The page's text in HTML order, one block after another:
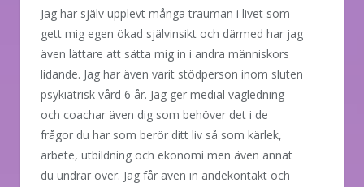
Jag har själv upplevt många trauman i livet som
gett mig egen ökad självinsikt och därmed har jag
även lättare att sätta mig in i andra människors
lidande. Jag har även varit stödperson inom sluten
psykiatrisk vård 6 år. Jag ger medial vägledning
och coachar även dig som behöver det i de
frågor du har som berör ditt liv så som kärlek,
arbete, utbildning och ekonomi men även annat
du undrar över. Jag får även in andekontakt och